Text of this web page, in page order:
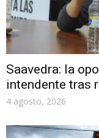
Saavedra: la
intendente tras
4 agosto, 2026